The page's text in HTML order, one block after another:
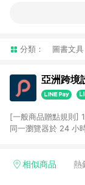
分類： 圖書文具
亞洲跨境
[一般商品贈點規則]
同一瀏覽器於 24 小
回饋訂單不得享有
相似商品 熱